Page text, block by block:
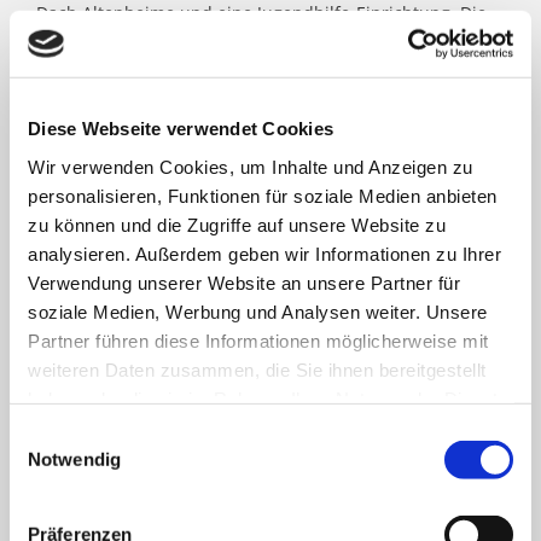
Diese Webseite verwendet Cookies
Wir verwenden Cookies, um Inhalte und Anzeigen zu
personalisieren, Funktionen für soziale Medien anbieten
zu können und die Zugriffe auf unsere Website zu
analysieren. Außerdem geben wir Informationen zu Ihrer
Verwendung unserer Website an unsere Partner für
soziale Medien, Werbung und Analysen weiter. Unsere
Partner führen diese Informationen möglicherweise mit
weiteren Daten zusammen, die Sie ihnen bereitgestellt
Notwendig
Präferenzen
Dach Altenheime und eine Jugendhilfe-Einrichtung. Die
Kath. St. Paulus Gesellschaft zählt zu den größten
katholischen Trägern in Nordrhein- Westfalen; rund
Jugendlichen.
FACHBEREICHE
Klinik für Allgemein-, Viszeral- und minimal-
invasive Chirurgie
Klinik für Anästhesiologie & Intensivmedizin
Klinik für Innere Medizin Goethestraße